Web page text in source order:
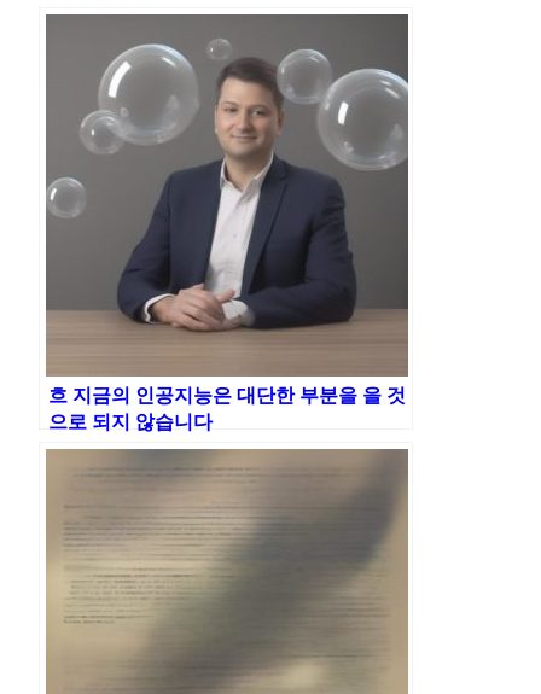
흐 지금의 인공지능은 대단한 부분을 을 것
으로 되지 않습니다